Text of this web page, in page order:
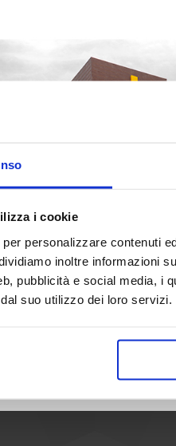
i cookie
personalizzare contenuti
inoltre informazioni
pubblicità e social media, i
suo utilizzo dei loro servizi.